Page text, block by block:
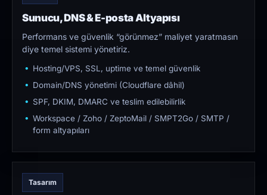
Sunucu, DNS & E-posta Altyapısı
Performans ve güvenlik “görünmez” maliyet yaratmasın
diye temel sistemi yönetiriz.
Hosting/VPS, SSL, uptime ve temel güvenlik
Domain/DNS yönetimi (Cloudflare dâhil)
SPF, DKIM, DMARC ve teslim edilebilirlik
Workspace / Zoho / ZeptoMail / SMPT2Go / SMTP /
form altyapıları
Tasarım